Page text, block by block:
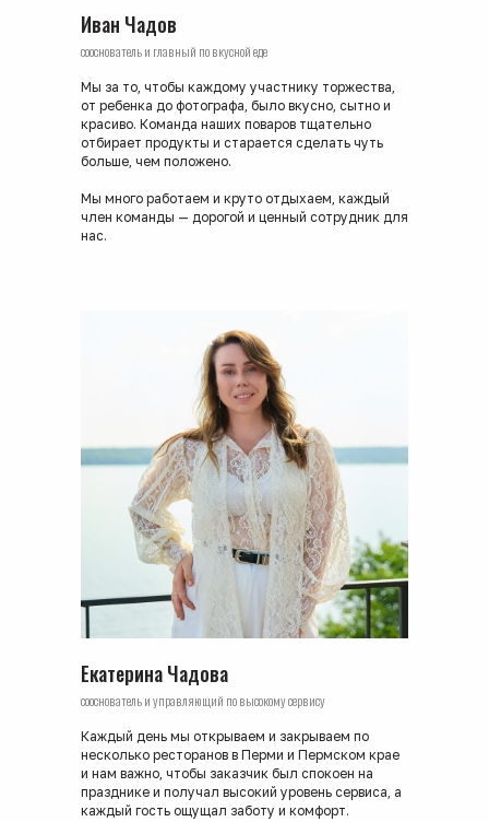
Иван Чадов
cооснователь и главный по вкусной еде
Мы за то, чтобы каждому участнику торжества,
от ребенка до фотографа, было вкусно, сытно и
красиво. Команда наших поваров тщательно
отбирает продукты и старается сделать чуть
больше, чем положено.
Мы много работаем и круто отдыхаем, каждый
член команды — дорогой и ценный сотрудник для
нас.
Екатерина Чадова
сооснователь и управляющий по высокому сервису
Каждый день мы открываем и закрываем по
несколько ресторанов в Перми и Пермском крае
и нам важно, чтобы заказчик был спокоен на
празднике и получал высокий уровень сервиса, а
каждый гость ощущал заботу и комфорт.